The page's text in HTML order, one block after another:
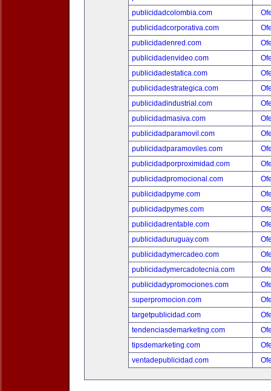
publicidadcolombia.com
publicidadcorporativa.com
publicidadenred.com
publicidadenvideo.com
publicidadestatica.com
publicidadestrategica.com
publicidadindustrial.com
publicidadmasiva.com
publicidadparamovil.com
publicidadparamoviles.com
publicidadporproximidad.com
publicidadpromocional.com
publicidadpyme.com
publicidadpymes.com
publicidadrentable.com
publicidaduruguay.com
publicidadymercadeo.com
publicidadymercadotecnia.com
publicidadypromociones.com
superpromocion.com
targetpublicidad.com
tendenciasdemarketing.com
tipsdemarketing.com
ventadepublicidad.com